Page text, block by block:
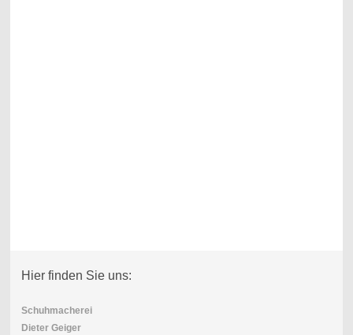
Hier finden Sie uns:
Schuhmacherei
Dieter Geiger